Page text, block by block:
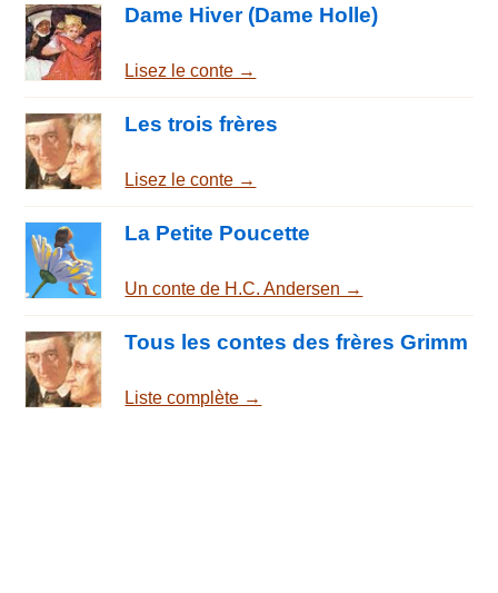
Dame Hiver (Dame Holle)
Lisez le conte →
Les trois frères
Lisez le conte →
La Petite Poucette
Un conte de H.C. Andersen →
Tous les contes des frères Grimm
Liste complète →